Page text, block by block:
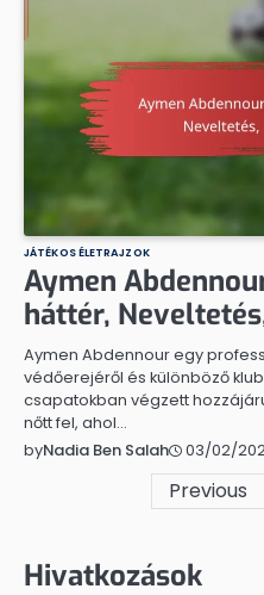
JÁTÉKOS ÉLETRAJZOK
Aymen
háttér,
Aymen Abdennour egy
védőerejéről és különböző
csapatokban végzett
nőtt fel, ahol…
byNadia Ben Salah 03/02/
Previous
Hivatkozások